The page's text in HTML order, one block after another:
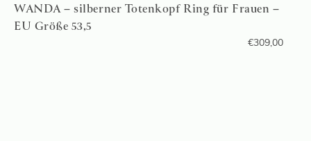
WANDA – silberner Totenkopf Ring für Frauen –
EU Größe 53,5
€309,00